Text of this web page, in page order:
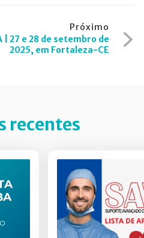
Próximo
| 27 e 28 de setembro de
2025, em Fortaleza-CE
recentes